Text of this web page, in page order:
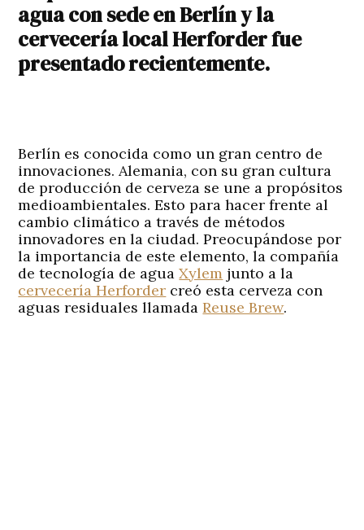
agua con sede en Berlín y la
cervecería local Herforder fue
presentado recientemente.
Berlín es conocida como un gran centro de
innovaciones. Alemania, con su gran cultura
de producción de cerveza se une a propósitos
medioambientales. Esto para hacer frente al
cambio climático a través de métodos
innovadores en la ciudad. Preocupándose por
la importancia de este elemento, la compañía
de tecnología de aguaXylem junto a la
cervecería Herforder creó esta cerveza con
aguas residuales llamadaReuse Brew.